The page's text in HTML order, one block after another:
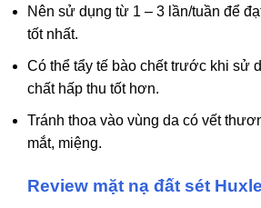
Nên sử dụng từ 1 – 3 lần/tuần để
tốt nhất.
Có thể tẩy tế bào chết trước khi sử
chất hấp thu tốt hơn.
Tránh thoa vào vùng da có vết
mắt, miệng.
Review mặt nạ đất sét